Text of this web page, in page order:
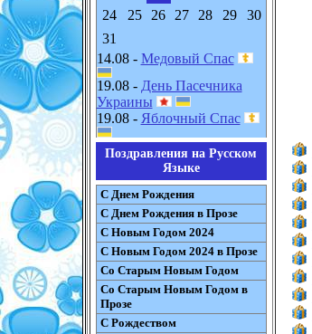
24
25 26 27 28 29
30
31
14.08 - Медовый Спас
19.08 - День Пасечника
Украины
19.08 - Яблочный Спас
Поздравления на Русском
Языке
С Днем Рождения
С Днем Рождения в Прозе
С Новым Годом 2024
С Новым Годом 2024 в Прозе
Со Старым Новым Годом
Со Старым Новым Годом в
Прозе
С Рождеством